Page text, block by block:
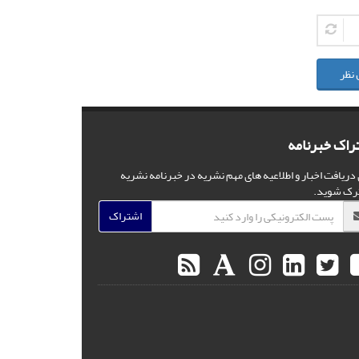
نظر
خبرنامه
دریافت اخبار و اطلاعیه های مهم نشریه در خبرنامه نشریه
شوید.
اشتراک